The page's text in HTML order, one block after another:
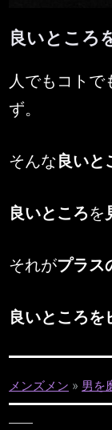
良いところ
on
人でもコトで
ず。
そんな良いと
良いところを
それがプラス
良いところを
メンズメン » 男を